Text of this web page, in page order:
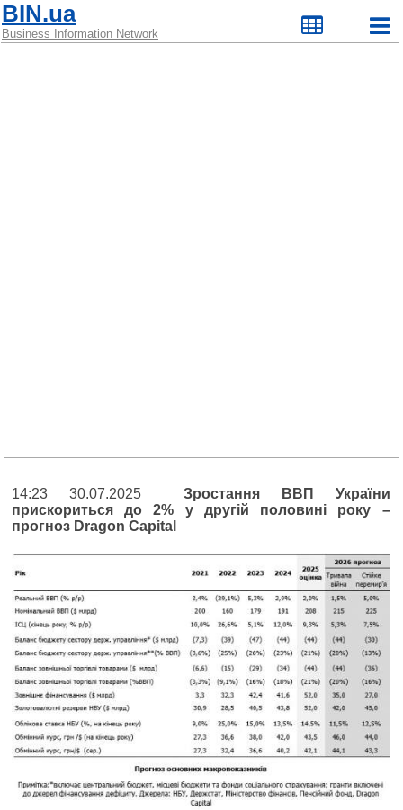
BIN.ua
Business Information Network
14:23 30.07.2025Зростання ВВП України
прискориться до 2% у другій половині року –
прогноз Dragon Capital